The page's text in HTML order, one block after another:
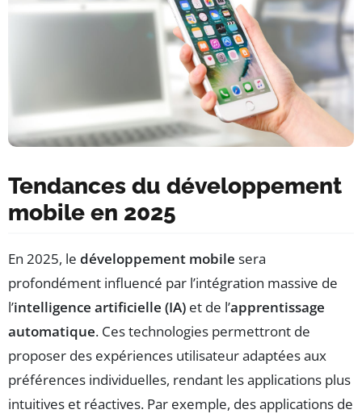
Tendances du développement
mobile en 2025
En 2025, le développement mobile sera
profondément influencé par l’intégration massive de
l’intelligence artificielle (IA) et de l’apprentissage
automatique. Ces technologies permettront de
proposer des expériences utilisateur adaptées aux
préférences individuelles, rendant les applications plus
intuitives et réactives. Par exemple, des applications de